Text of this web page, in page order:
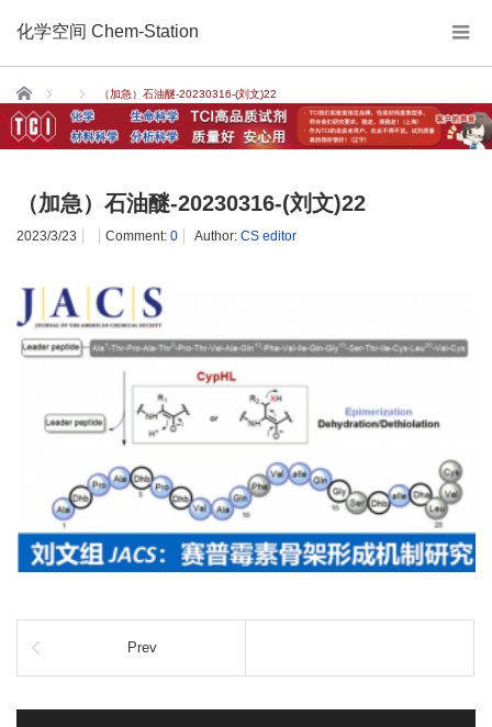
化学空间 Chem-Station
Home （加急）石油醚-20230316-(刘文)22
（加急）石油醚-20230316-(刘文)22
2023/3/23 Comment: 0 Author: CS editor
Prev